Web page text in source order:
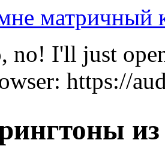
матричный
no! I'll just
https://
из